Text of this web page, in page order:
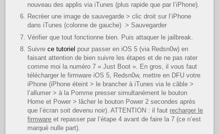
nouveau des applis via iTunes (plus rapide que par l’iPhone).
Recréer une image de sauvegarde > clic droit sur l’iPhone
dans iTunes (colonne de gauche) > Sauvegarder
Vérifier que tout fonctionne bien. Puis attaquer le jailbreak.
Suivrece tutoriel pour passer en iOS 5 (via Redsn0w) en
faisant attention de bien suivre les étapes et de ne pas rater
comme moi la numéro 7 « Just Boot ». En gros, il vous faut
télécharger le firmware iOS 5, Redsn0w, mettre en DFU votre
iPhone (iPhone éteint > le brancher à iTunes via le câble >
l’allumer > à la Pomme presser simultanément le bouton
Home et Power > lâcher le bouton Power 2 secondes après
que l’écran soit devenu noir). ATTENTION : il faut recharger le
firmware et repasser par l’étape 4 avant de faire la 7 (ce n’est
marqué nulle part).